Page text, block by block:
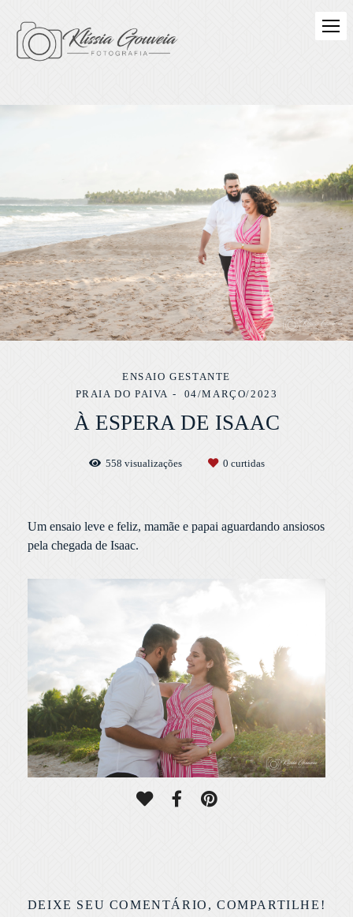
ENSAIO GESTANTE
PRAIA DO PAIVA
04/MARÇO/2023
À ESPERA DE ISAAC
558 visualizações 0 curtidas
Um ensaio leve e feliz, mamãe e papai aguardando ansiosos
pela chegada de Isaac.
DEIXE SEU COMENTÁRIO, COMPARTILHE!